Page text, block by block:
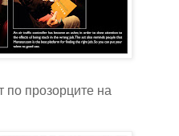
по прозорците на